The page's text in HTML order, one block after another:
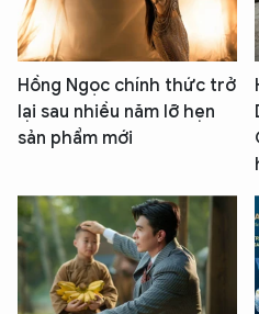
Hồng Ngọc chính thức trở
lại sau nhiều năm lỡ hẹn
sản phẩm mới